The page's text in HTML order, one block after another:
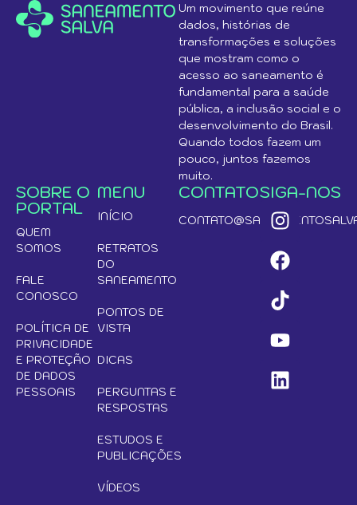
Um movimento que reúne
dados, histórias de
transformações e soluções
que mostram como o
acesso ao saneamento é
fundamental para a saúde
pública, a inclusão social e o
desenvolvimento do Brasil.
Quando todos fazem um
pouco, juntos fazemos
muito.
SOBRE O
PORTAL
QUEM
SOMOS
FALE
CONOSCO
POLÍTICA DE
PRIVACIDADE
E PROTEÇÃO
DE DADOS
PESSOAIS
MENU
INÍCIO
RETRATOS
DO
SANEAMENTO
PONTOS DE
VISTA
DICAS
PERGUNTAS E
RESPOSTAS
ESTUDOS E
PUBLICAÇÕES
VÍDEOS
CONTATOSIGA-NOS